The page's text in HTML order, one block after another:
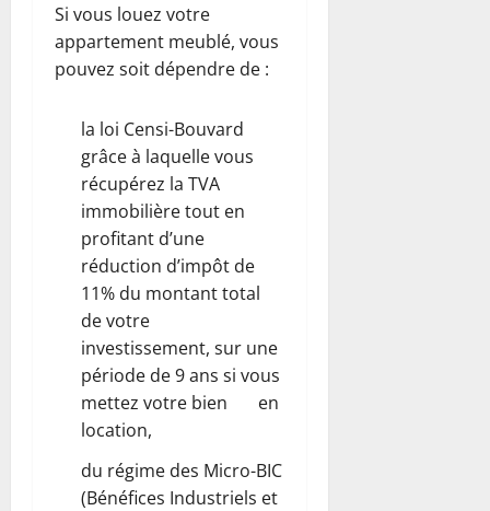
Si vous louez votre
appartement meublé, vous
pouvez soit dépendre de :
la loi Censi-Bouvard
grâce à laquelle vous
récupérez la TVA
immobilière tout en
profitant d’une
réduction d’impôt de
11% du montant total
de votre
investissement, sur une
période de 9 ans si vous
mettez votre bien en
location,
du régime des Micro-BIC
(Bénéfices Industriels et